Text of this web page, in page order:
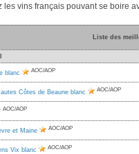
les vins français pouvant se boire
Liste des
blanc AOC/AOP
Côtes de Beaune blanc AOC/AOP
AOC/AOP
et Maine AOC/AOP
Vix blanc AOC/AOP